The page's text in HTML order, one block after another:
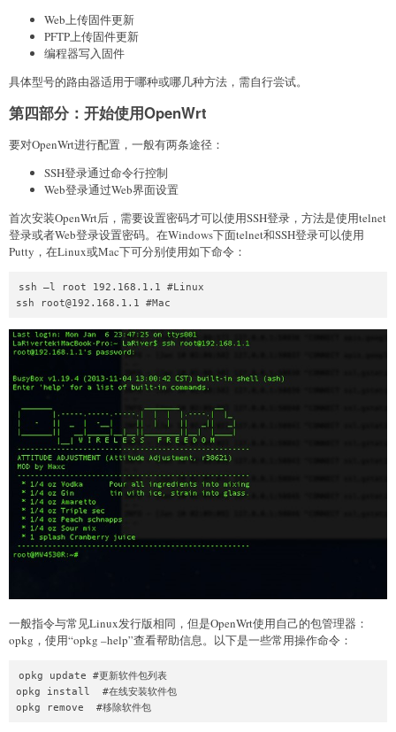
Web上传固件更新
PFTP上传固件更新
编程器写入固件
具体型号的路由器适用于哪种或哪几种方法，需自行尝试。
第四部分：开始使用OpenWrt
要对OpenWrt进行配置，一般有两条途径：
SSH登录通过命令行控制
Web登录通过Web界面设置
首次安装OpenWrt后，需要设置密码才可以使用SSH登录，方法是使用telnet
登录或者Web登录设置密码。在Windows下面telnet和SSH登录可以使用
Putty，在Linux或Mac下可分别使用如下命令：
ssh –l root 192.168.1.1 #Linux
一般指令与常见Linux发行版相同，但是OpenWrt使用自己的包管理器：
opkg，使用“opkg –help”查看帮助信息。以下是一些常用操作命令：
opkg update #更新软件包列表
opkg install  #在线安装软件包